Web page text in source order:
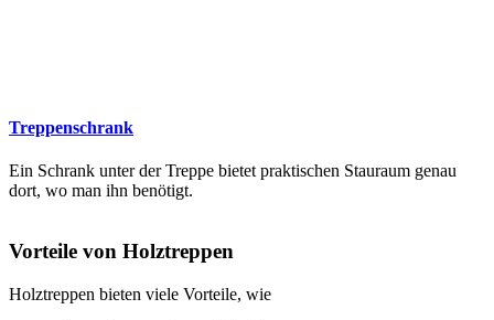
Treppenschrank
Ein Schrank unter der Treppe bietet praktischen Stauraum genau
dort, wo man ihn benötigt.
Vorteile von Holztreppen
Holztreppen bieten viele Vorteile, wie